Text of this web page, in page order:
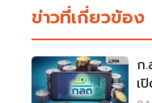
ข่าวที่เกี่ยวข้อง
ก
เ